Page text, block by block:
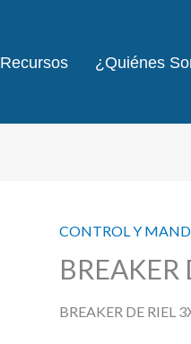
Recursos ¿Quiénes
CONTROL Y
BREAKER
BREAKER DE RIEL